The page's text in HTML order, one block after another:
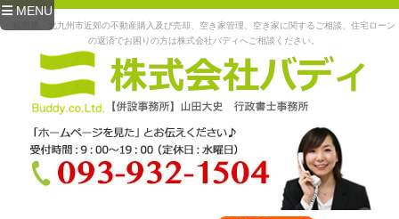
MENU
福岡県、北九州市近郊の不動産購入及び売却、空き家管理、空き家に関するご相談、住宅ローン
の返済でお困りの方は株式会社バディへご相談ください。